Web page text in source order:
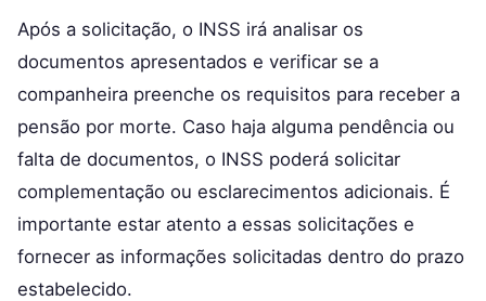
Após a solicitação, o INSS irá analisar os
documentos apresentados e verificar se a
companheira preenche os requisitos para receber a
pensão por morte. Caso haja alguma pendência ou
falta de documentos, o INSS poderá solicitar
complementação ou esclarecimentos adicionais. É
importante estar atento a essas solicitações e
fornecer as informações solicitadas dentro do prazo
estabelecido.